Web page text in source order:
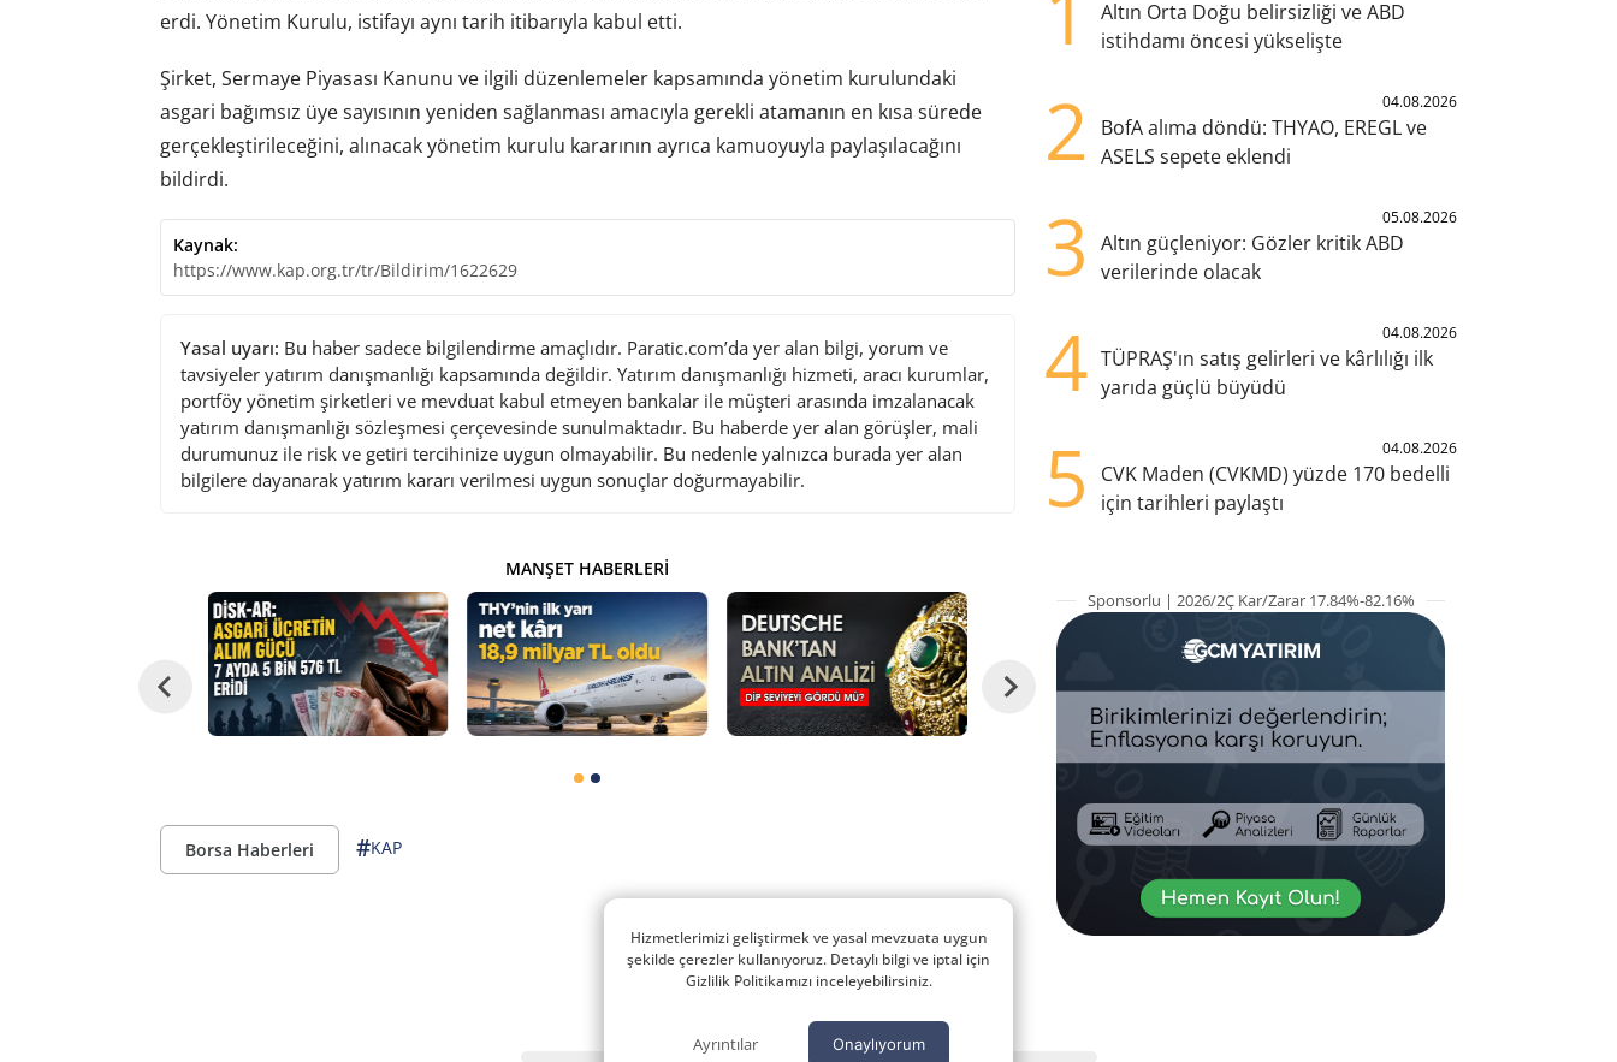
erdi. Yönetim Kurulu, istifayı aynı tarih itibarıyla kabul etti.
Şirket, Sermaye Piyasası Kanunu ve ilgili düzenlemeler kapsamında yönetim kurulundaki
asgari bağımsız üye sayısının yeniden sağlanması amacıyla gerekli atamanın en kısa sürede
gerçekleştirileceğini, alınacak yönetim kurulu kararının ayrıca kamuoyuyla paylaşılacağını
bildirdi.
Kaynak:
https://www.kap.org.tr/tr/Bildirim/1622629
Yasal uyarı: Bu haber sadece bilgilendirme amaçlıdır. Paratic.com’da yer alan bilgi, yorum ve
tavsiyeler yatırım danışmanlığı kapsamında değildir. Yatırım danışmanlığı hizmeti, aracı kurumlar,
portföy yönetim şirketleri ve mevduat kabul etmeyen bankalar ile müşteri arasında imzalanacak
yatırım danışmanlığı sözleşmesi çerçevesinde sunulmaktadır. Bu haberde yer alan görüşler, mali
durumunuz ile risk ve getiri tercihinize uygun olmayabilir. Bu nedenle yalnızca burada yer alan
bilgilere dayanarak yatırım kararı verilmesi uygun sonuçlar doğurmayabilir.
MANŞET HABERLERI
Borsa Haberleri #KAP
Altın Orta Doğu belirsizliği ve ABD
istihdamı öncesi yükselişte
2 04.08.2026
BofA alıma döndü: THYAO, EREGL ve
ASELS sepete eklendi
3 05.08.2026
Altın güçleniyor: Gözler kritik ABD
verilerinde olacak
4 04.08.2026
TÜPRAŞ'ın satış gelirleri ve kârlılığı ilk
yarıda güçlü büyüdü
5 04.08.2026
CVK Maden (CVKMD) yüzde 170 bedelli
için tarihleri paylaştı
Sponsorlu | 2026/2Ç Kar/Zarar 17.84%-82.16%
Hizmetlerimizi geliştirmek ve yasal mevzuata uygun
şekilde çerezler kullanıyoruz. Detaylı bilgi ve iptal için
Gizlilik Politikamızı inceleyebilirsiniz.
Ayrıntılar Onaylıyorum